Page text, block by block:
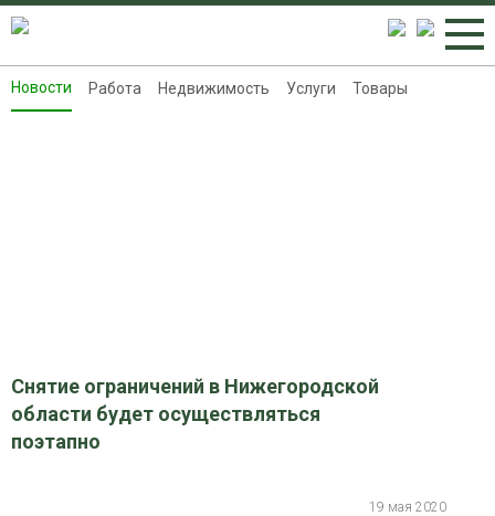
Новости
Новости Работа Недвижимость Услуги Товары
Снятие ограничений в Нижегородской
области будет осуществляться
поэтапно
19 мая 2020